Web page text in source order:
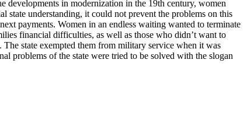
developments in modernization in the 19th century, women
state understanding, it could not prevent the problems on this
payments. Women in an endless waiting wanted to terminate
financial difficulties, as well as those who didn’t want to
state exempted them from military service when it was
problems of the state were tried to be solved with the slogan